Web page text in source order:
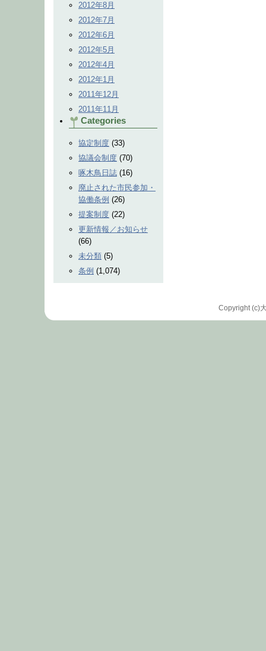
2012年8月
2012年7月
2012年6月
2012年5月
2012年4月
2012年1月
2011年12月
2011年11月
Categories
協定制度 (33)
協議会制度 (70)
啄木鳥日誌 (16)
廃止された市民参加・
協働条例 (26)
提案制度 (22)
更新情報／お知らせ
(66)
未分類 (5)
条例 (1,074)
Copyright (c)